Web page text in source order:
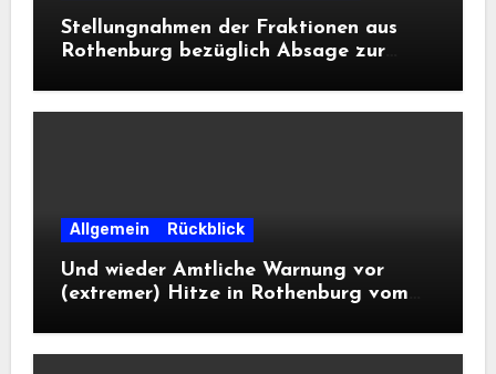
Stellungnahmen der Fraktionen aus
Rothenburg bezüglich Absage zur
Allgemein Rückblick
Und wieder Amtliche Warnung vor
(extremer) Hitze in Rothenburg vom